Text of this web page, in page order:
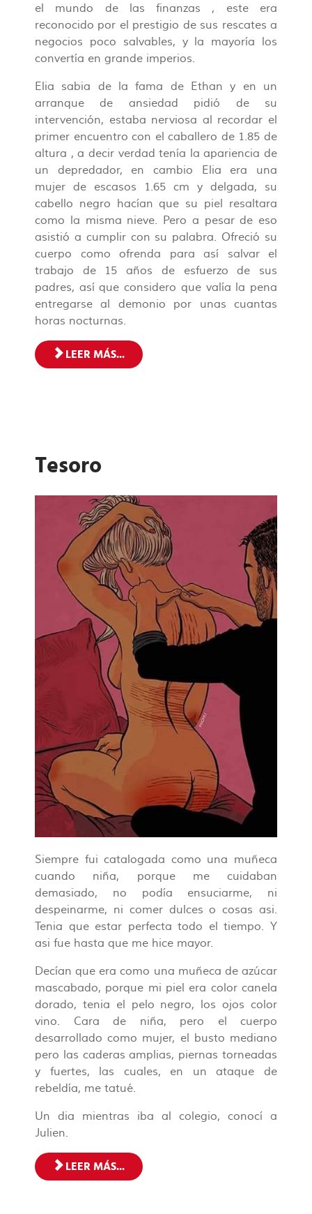
el mundo de las finanzas , este era
reconocido por el prestigio de sus rescates a
negocios poco salvables, y la mayoría los
convertía en grande imperios.
Elia sabia de la fama de Ethan y en un
arranque de ansiedad pidió de su
intervención, estaba nerviosa al recordar el
primer encuentro con el caballero de 1.85 de
altura , a decir verdad tenía la apariencia de
un depredador, en cambio Elia era una
mujer de escasos 1.65 cm y delgada, su
cabello negro hacían que su piel resaltara
como la misma nieve. Pero a pesar de eso
asistió a cumplir con su palabra. Ofreció su
cuerpo como ofrenda para así salvar el
trabajo de 15 años de esfuerzo de sus
padres, así que considero que valía la pena
entregarse al demonio por unas cuantas
horas nocturnas.
LEER MÁS...
Tesoro
Siempre fui catalogada como una muñeca
cuando niña, porque me cuidaban
demasiado, no podía ensuciarme, ni
despeinarme, ni comer dulces o cosas asi.
Tenia que estar perfecta todo el tiempo. Y
asi fue hasta que me hice mayor.
Decían que era como una muñeca de azúcar
mascabado, porque mi piel era color canela
dorado, tenia el pelo negro, los ojos color
vino. Cara de niña, pero el cuerpo
desarrollado como mujer, el busto mediano
pero las caderas amplias, piernas torneadas
y fuertes, las cuales, en un ataque de
rebeldía, me tatué.
Un dia mientras iba al colegio, conocí a
Julien.
LEER MÁS...